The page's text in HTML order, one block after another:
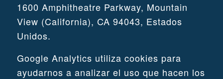
1600 Amphitheatre Parkway, Mountain
View (California), CA 94043, Estados
Unidos.
Google Analytics utiliza cookies para
ayudarnos a analizar el uso que hacen los